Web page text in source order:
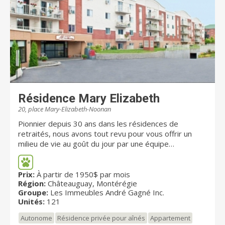
à proximité d’une multitude de services et de
commodités en plus d’offrir des vues spectaculaires
sur la montagne, le fleuve, le centre-ville ainsi que
Westmount, Eleva est à la hauteur de vos envies.
Résidence Mary Elizabeth
20, place Mary-Elizabeth-Noonan
Pionnier depuis 30 ans dans les résidences de
retraités, nous avons tout revu pour vous offrir un
milieu de vie au goût du jour par une équipe
professionnelle. Un concept qui propose un choix de
121 appartements où le traitement des espaces est
unique et innovant. LA SÉCURITÉ Résidence certifiée
avec les normes recommandées, gicleurs dans tous
les appartements et portes coupe-feu sur les étages.
PLUS DE COMMODITÉS Salon de coiffure, loisirs et
plus. SANTÉ Infirmière et médecin à votre disposition,
Prix: À partir de 1950$ par mois
Région: Châteauguay, Montérégie
Groupe: Les Immeubles André Gagné Inc.
Unités: 121
Autonome Résidence privée pour aînés Appartement